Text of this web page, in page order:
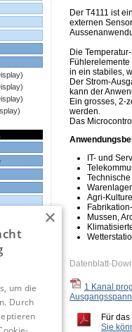
Der T4111 ist
externen
Die
in ein stabiles,
Der Strom-
kann der
Ein grosses, 2-
werden.
Das
IT- und
Agri-
Mussen,
Datenblatt-
1 Kanal
Für
Sie
×
um die
Durch